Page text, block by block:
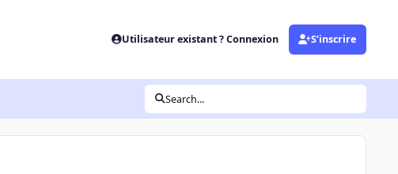
Utilisateur existant ? Connexion S’inscrire
Search...